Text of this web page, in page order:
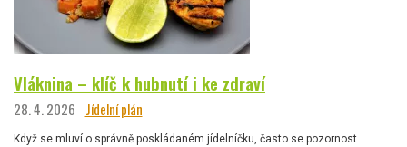
Vláknina – klíč k hubnutí i ke zdraví
28. 4. 2026 Jídelní plán
Když se mluví o správně poskládaném jídelníčku, často se pozornost